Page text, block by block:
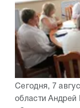
Сегодня, 7
области Андрей